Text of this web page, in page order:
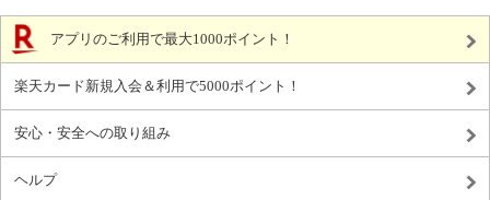
アプリのご利用で最大1000ポイント！
楽天カード新規入会＆利用で5000ポイント！
安心・安全への取り組み
ヘルプ